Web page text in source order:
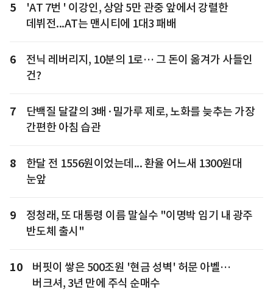
5
'AT 7번 ' 이강인, 상암 5만 관중 앞에서 강렬한
데뷔전...AT는 맨시티에 1대3 패배
6
전닉 레버리지, 10분의 1로… 그 돈이 옮겨가 사들인
건?
7
단백질 달걀의 3배·밀가루 제로, 노화를 늦추는 가장
간편한 아침 습관
8
한달 전 1556원이었는데... 환율 어느새 1300원대
눈앞
9
정청래, 또 대통령 이름 말실수 "이명박 임기 내 광주
반도체 출시"
10
버핏이 쌓은 500조원 '현금 성벽' 허문 아벨…
버크셔, 3년 만에 주식 순매수